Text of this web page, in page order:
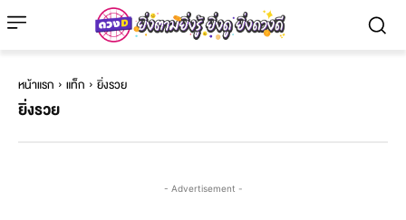
หน้าแรก แท็ก ยิ่งรวย
ยิ่งรวย
- Advertisement -